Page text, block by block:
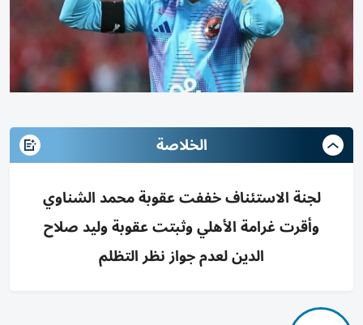
الخلاصة
لجنة الاستئناف خففت عقوبة محمد الشناوي
وأقرت غرامة الأهلي وثبتت عقوبة وليد صلاح
الدين لعدم جواز نظر التظلم